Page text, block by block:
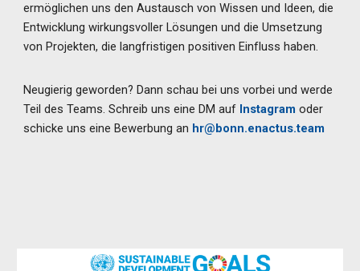
ermöglichen uns den Austausch von Wissen und Ideen, die
Entwicklung wirkungsvoller Lösungen und die Umsetzung
von Projekten, die langfristigen positiven Einfluss haben.
Neugierig geworden? Dann schau bei uns vorbei und werde
Teil des Teams. Schreib uns eine DM auf Instagram oder
schicke uns eine Bewerbung an hr@bonn.enactus.team